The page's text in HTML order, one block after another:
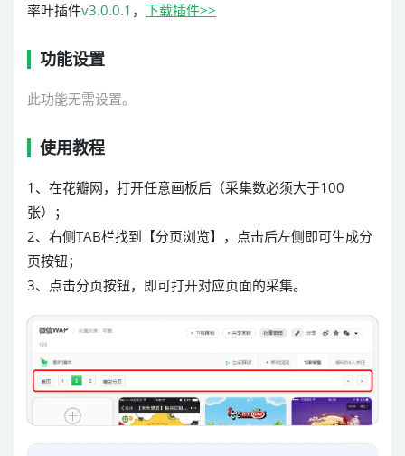
率叶插件v3.0.0.1 ， 下载插件>>
功能设置
此功能无需设置。
使用教程
1、在花瓣网，打开任意画板后（采集数必须大于100
张）；
2、右侧TAB栏找到【分页浏览】，点击后左侧即可生成分
页按钮；
3、点击分页按钮，即可打开对应页面的采集。